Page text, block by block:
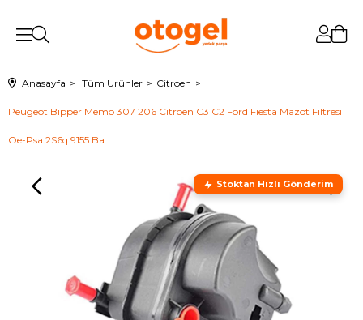
Anasayfa Tüm Ürünler Citroen
Peugeot Bipper Memo 307 206 Citroen C3 C2 Ford Fiesta Mazot Filtresi
Oe-Psa 2S6q 9155 Ba
Stoktan Hızlı Gönderim